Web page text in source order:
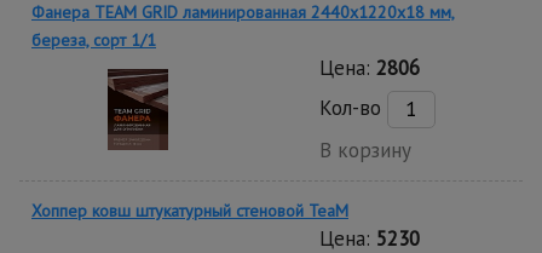
Фанера TEAM GRID ламинированная 2440х1220х18 мм,
береза, сорт 1/1
Цена: 2806
Кол-во
В корзину
Хоппер ковш штукатурный стеновой TeaM
Цена: 5230